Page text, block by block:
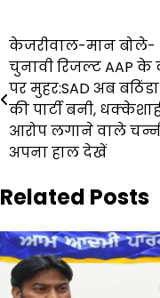
Post
navigation
केजरीवाल-मान बोले-
चुनावी रिजल्ट AAP के
पर मुहर:SAD अब
की पार्टी बनी,
आरोप लगाने वाले
अपना हाल देखें
Related Posts